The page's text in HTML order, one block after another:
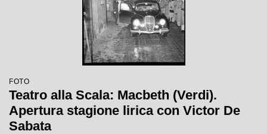
FOTO
Teatro alla Scala: Macbeth (Verdi).
Apertura stagione lirica con Victor De
Sabata